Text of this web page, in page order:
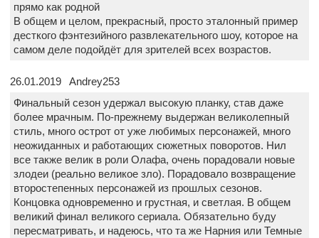
прямо как родной
В общем и целом, прекрасный, просто эталонный пример
десткого фэнтезийного развлекательного шоу, которое на
самом деле подойдёт для зрителей всех возрастов.
26.01.2019 Andrey253
Финальный сезон удержал высокую планку, став даже
более мрачным. По-прежнему выдержан великолепный
стиль, много острот от уже любимых персонажей, много
неожиданных и работающих сюжетных поворотов. Нил
все также велик в роли Олафа, очень порадовали новые
злодеи (реально великое зло). Порадовало возвращение
второстепенных персонажей из прошлых сезонов.
Концовка одновременно и грустная, и светлая. В общем
великий финал великого сериала. Обязательно буду
пересматривать, и надеюсь, что та же Нарния или Темные